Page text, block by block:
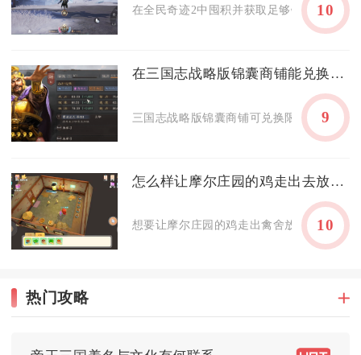
在全民奇迹2中囤积并获取足够钻石，是稳
10
在三国志战略版锦囊商铺能兑换什么
三国志战略版锦囊商铺可兑换限定称号、
9
怎么样让摩尔庄园的鸡走出去放松休息呢
想要让摩尔庄园的鸡走出禽舍放松休息，
10
热门攻略